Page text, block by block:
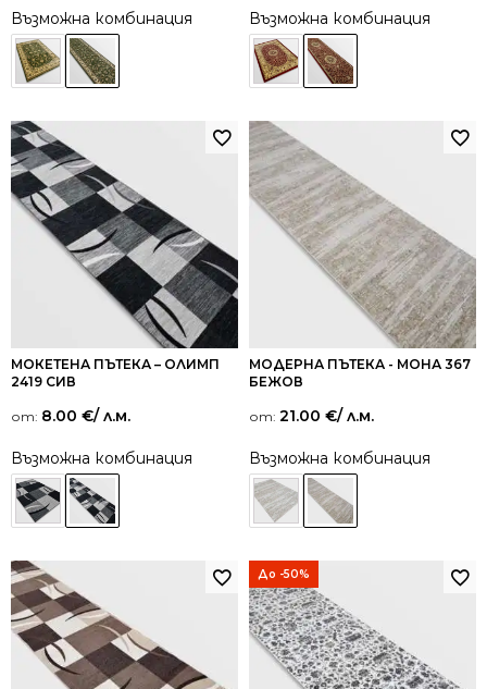
Възможна комбинация Възможна комбинация
МОКЕТЕНА ПЪТЕКА – ОЛИМП
2419 СИВ
от: 8.00 €/ л.м.
Възможна комбинация
МОДЕРНА ПЪТЕКА - МОНА 367
БЕЖОВ
от: 21.00 €/ л.м.
Възможна комбинация
До -50%